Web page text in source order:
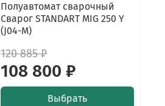
Полуавтомат сварочный
Сварог STANDART MIG 250 Y
(J04-M)
120 885 ₽
108 800 ₽
Выбрать